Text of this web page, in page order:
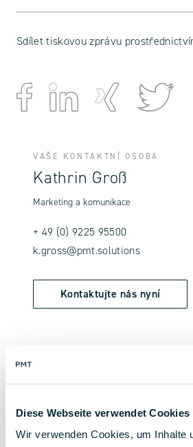
Diese Webseite verwendet Cookies
Wir verwenden Cookies, um Inhalte
Sdílet tiskovou zprávu
VAŠE KONTAKTNÍ OSOBA
Kathrin Groß
Marketing a komunikace
+ 49 (0) 9225 95500
k.gross@pmt.solutions
Kontaktujte nás nyní